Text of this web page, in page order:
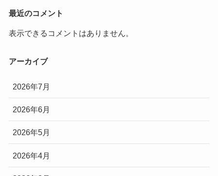
最近のコメント
表示できるコメントはありません。
アーカイブ
2026年7月
2026年6月
2026年5月
2026年4月